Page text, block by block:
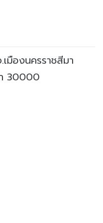
มืองนครราชสีมา
30000